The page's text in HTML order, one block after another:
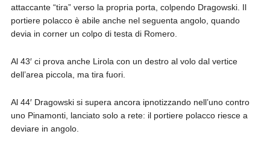
attaccante “tira” verso la propria porta, colpendo Dragowski. Il
portiere polacco è abile anche nel seguenta angolo, quando
devia in corner un colpo di testa di Romero.
Al 43′ ci prova anche Lirola con un destro al volo dal vertice
dell’area piccola, ma tira fuori.
Al 44′ Dragowski si supera ancora ipnotizzando nell’uno contro
uno Pinamonti, lanciato solo a rete: il portiere polacco riesce a
deviare in angolo.